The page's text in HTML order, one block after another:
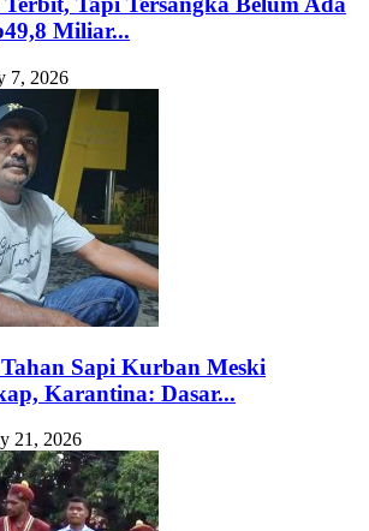
Miliar...
7, 2026
Sapi Kurban Meski
Karantina: Dasar...
21, 2026